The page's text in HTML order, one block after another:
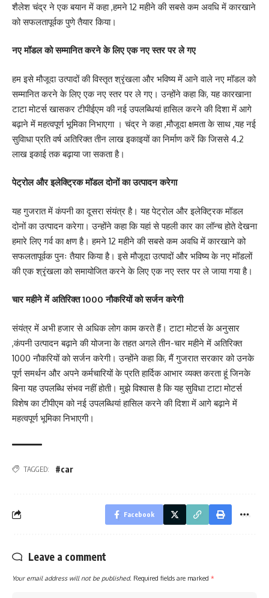
शैलेश चंद्र ने एक बयान में कहा ,हमने 12 महीने की सबसे कम अवधि में कारखाने
को सफलतापूर्वक पुणे तैयार किया।
नए मॉडल को सम्मानित करने के लिए एक नए स्तर पर ले गए
हम इसे मौजूदा उत्पादों की विस्तृत श्रृंखला और भविष्य में आने वाले नए मॉडल को
सम्मानित करने के लिए एक नए स्तर पर ले गए। उन्होंने कहा कि, यह कारखाना
टाटा मोटर्स खासकर टीपीईएम की नई उपलब्धियां हासिल करने की दिशा में आगे
बढ़ाने में महत्वपूर्ण भूमिका निभाएगा । चंद्र ने कहा ,मौजूदा क्षमता के साथ ,यह नई
सुविाधा प्रति वर्ष अतिरिक्त तीन लाख इकाइयों का निर्माण करें कि जिससे 4.2
लाख इकाई तक बढ़ाया जा सकता है।
पेट्रोल और इलेक्ट्रिक मॉडल दोनों का उत्पादन करेगा
यह गुजरात में कंपनी का दूसरा संयंत्र है। यह पेट्रोल और इलेक्ट्रिक मॉडल
दोनों का उत्पादन करेगा। उन्होंने कहा कि यहां से पहली कार का लॉन्च होते देखना
हमारे लिए गर्व का क्षण है। हमने 12 महीने की सबसे कम अवधि में कारखाने को
सफलतापूर्वक पुनः तैयार किया है। इसे मौजूदा उत्पादों और भविष्य के नए मॉडलों
की एक श्रृंखला को समायोजित करने के लिए एक नए स्तर पर ले जाया गया है।
चार महीने में अतिरिक्त 1000 नौकरियों को सर्जन करेगी
संयंत्र में अभी हजार से अधिक लोग काम करते हैं। टाटा मोटर्स के अनुसार
,कंपनी उत्पादन बढ़ाने की योजना के तहत अगले तीन-चार महीने में अतिरिक्त
1000 नौकरियों को सर्जन करेगी। उन्होंने कहा कि, मैं गुजरात सरकार को उनके
पूर्ण समर्थन और अपने कर्मचारियों के प्रति हार्दिक आभार व्यक्त करता हूं जिनके
बिना यह उपलब्धि संभव नहीं होती। मुझे विश्वास है कि यह सुविधा टाटा मोटर्स
विशेष का टीपीएम को नई उपलब्धियां हासिल करने की दिशा में आगे बढ़ाने में
महत्वपूर्ण भूमिका निभाएगी।
TAGGED: #car
Facebook
Leave a comment
Your email address will not be published. Required fields are marked *